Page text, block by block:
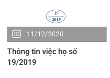
11/12/2020
Thông tin việc họ số
19/2019